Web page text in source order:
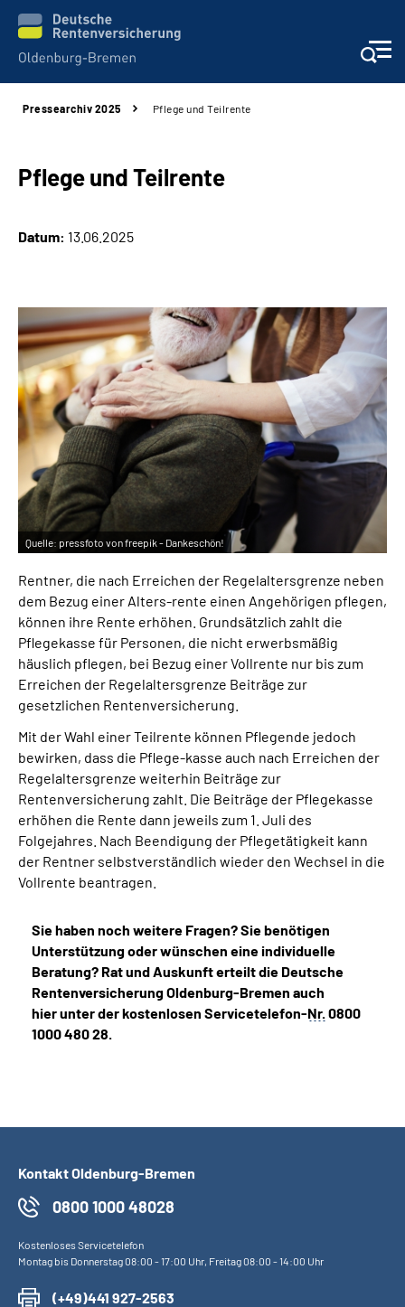
Beratung und Kontakt
Presse
Über Uns
Inhalte in Gebärdensprache (DGS)
Leichte Sprache
Suche
Mein Kundenportal
Pressearchiv 2025 Pflege und Teilrente
Pflege und Teilrente
Datum: 13.06.2025
Quelle: pressfoto von freepik - Dankeschön!
Rentner, die nach Erreichen der Regelaltersgrenze neben
dem Bezug einer Alters-rente einen Angehörigen pflegen,
können ihre Rente erhöhen. Grundsätzlich zahlt die
Pflegekasse für Personen, die nicht erwerbsmäßig
häuslich pflegen, bei Bezug einer Vollrente nur bis zum
Erreichen der Regelaltersgrenze Beiträge zur
gesetzlichen Rentenversicherung.
Mit der Wahl einer Teilrente können Pflegende jedoch
bewirken, dass die Pflege-kasse auch nach Erreichen der
Regelaltersgrenze weiterhin Beiträge zur
Rentenversicherung zahlt. Die Beiträge der Pflegekasse
erhöhen die Rente dann jeweils zum 1. Juli des
Folgejahres. Nach Beendigung der Pflegetätigkeit kann
der Rentner selbstverständlich wieder den Wechsel in die
Vollrente beantragen.
Sie haben noch weitere Fragen? Sie benötigen
Unterstützung oder wünschen eine individuelle
Beratung? Rat und Auskunft erteilt die Deutsche
Rentenversicherung Oldenburg-Bremen auch
hier unter der kostenlosen Servicetelefon-Nr.0800
1000 480 28.
Kontakt Oldenburg-Bremen
0800 1000 48028
Kostenloses Servicetelefon
Montag bis Donnerstag 08:00 - 17:00 Uhr, Freitag 08:00 - 14:00 Uhr
(+49)441 927-2563